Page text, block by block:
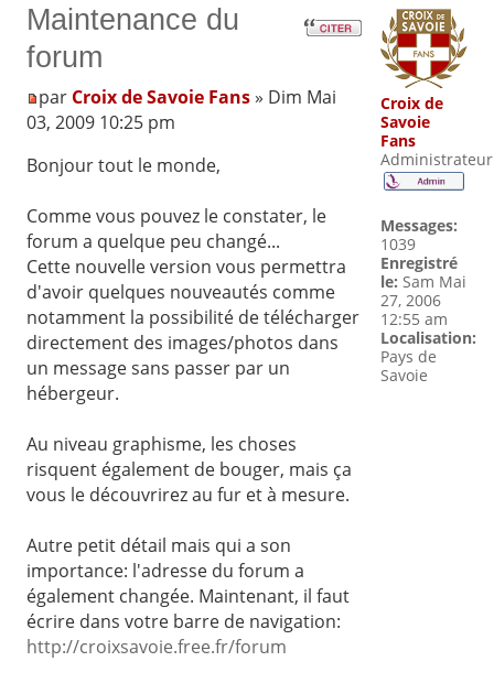
Maintenance du
forum
par Croix de Savoie Fans» Dim Mai
03, 2009 10:25 pm
Bonjour tout le monde,
Comme vous pouvez le constater, le
forum a quelque peu changé...
Cette nouvelle version vous permettra
d'avoir quelques nouveautés comme
notamment la possibilité de télécharger
directement des images/photos dans
un message sans passer par un
hébergeur.
Au niveau graphisme, les choses
risquent également de bouger, mais ça
vous le découvrirez au fur et à mesure.
Autre petit détail mais qui a son
importance: l'adresse du forum a
également changée. Maintenant, il faut
écrire dans votre barre de navigation:
http://croixsavoie.free.fr/forum
Croix de
Savoie
Fans
Administrateur
Messages:
1039
Enregistré
le: Sam Mai
27, 2006
12:55 am
Localisation:
Pays de
Savoie